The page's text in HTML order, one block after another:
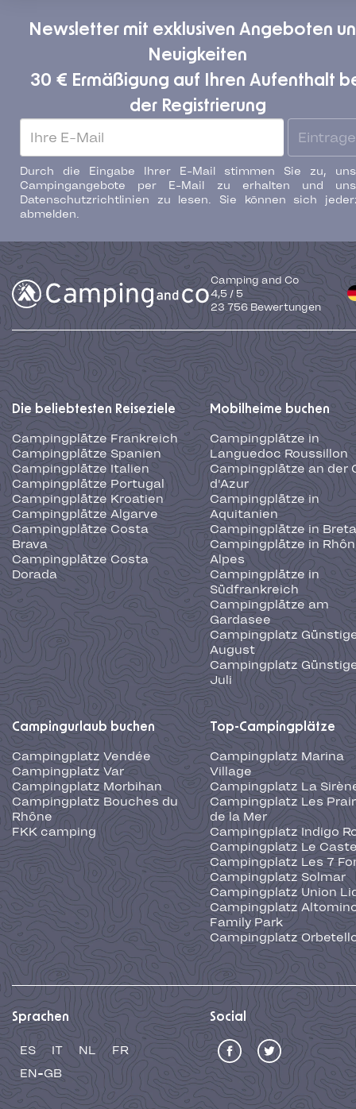
Newsletter mit exklusiven Angeboten
Neuigkeiten
30 € Ermäßigung auf Ihren Aufenthalt
der Registrierung
Durch die Eingabe Ihrer E-Mail stimmen Sie zu,
Campingangebote per E-Mail zu erhalten und
Datenschutzrichtlinien zu lesen. Sie können sich
abmelden.
Camping and Co
4,5 / 5
23 756Bewertungen
Die beliebtesten Reiseziele
Campingplätze Frankreich
Campingplätze Spanien
Campingplätze Italien
Campingplätze Portugal
Campingplätze Kroatien
Campingplätze Algarve
Campingplätze Costa
Brava
Campingplätze Costa
Dorada
Mobilheime buchen
Campingplätze in
Languedoc Roussillon
Campingplätze an der
d'Azur
Campingplätze in
Aquitanien
Campingplätze in
Campingplätze in
Alpes
Campingplätze in
Südfrankreich
Campingplätze am
Gardasee
Campingplatz
August
Campingplatz
Juli
Campingurlaub buchen
Campingplatz Vendée
Campingplatz Var
Campingplatz Morbihan
Campingplatz Bouches du
Rhône
FKK camping
Top-Campingplätze
Campingplatz Marina
Village
Campingplatz La
Campingplatz Les
de la Mer
Campingplatz Indigo
Campingplatz Le
Campingplatz Les 7
Campingplatz Solmar
Campingplatz Union
Campingplatz
Family Park
Campingplatz
Sprachen
ES IT NL
FR
EN-GB
Social